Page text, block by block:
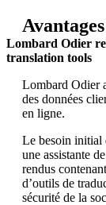
Avantages
Lombard Odier
translation tools​
Lombard Odier
des données
en ligne.
Le besoin initial
une assistante
rendus
d’outils de
sécurité de la